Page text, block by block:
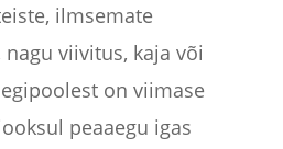
ilmsemate
viivitus, kaja või
on viimase
peaaegu igas